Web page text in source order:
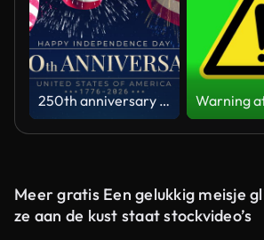
250th anniversary of the USA. 250 years of independence. 4th of july 2026 usa independence day. banner, US waving flag, fireworks on night sky. Video greeting card. Fourth of july. 4k seamless loop
Meer gratis Een gelukkig meisje
ze aan de kust staat stockvideo’s